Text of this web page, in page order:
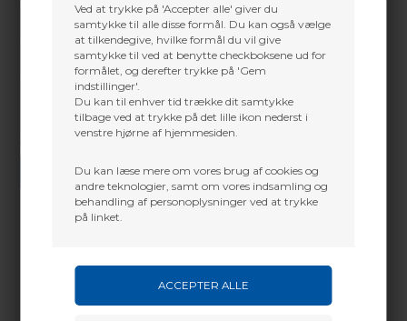
Ved at trykke på 'Accepter alle' giver du
samtykke til alle disse formål. Du kan også vælge
at tilkendegive, hvilke formål du vil give
samtykke til ved at benytte checkboksene ud for
formålet, og derefter trykke på 'Gem
indstillinger'.
Du kan til enhver tid trække dit samtykke
tilbage ved at trykke på det lille ikon nederst i
venstre hjørne af hjemmesiden.
Du kan læse mere om vores brug af cookies og
andre teknologier, samt om vores indsamling og
behandling af personoplysninger ved at trykke
på linket.
Martin Damsbo
SEND SPØRGSMÅL